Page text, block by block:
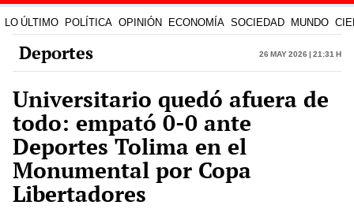
LO ÚLTIMO POLÍTICA OPINIÓN ECONOMÍA SOCIEDAD MUNDO
Deportes 26 May 2026 | 21:31 h
Universitario quedó afuera de
todo: empató 0-0 ante
Deportes Tolima en el
Monumental por Copa
Libertadores